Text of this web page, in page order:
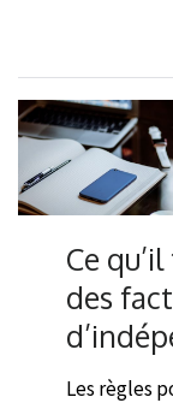
Ce
des
Les règles